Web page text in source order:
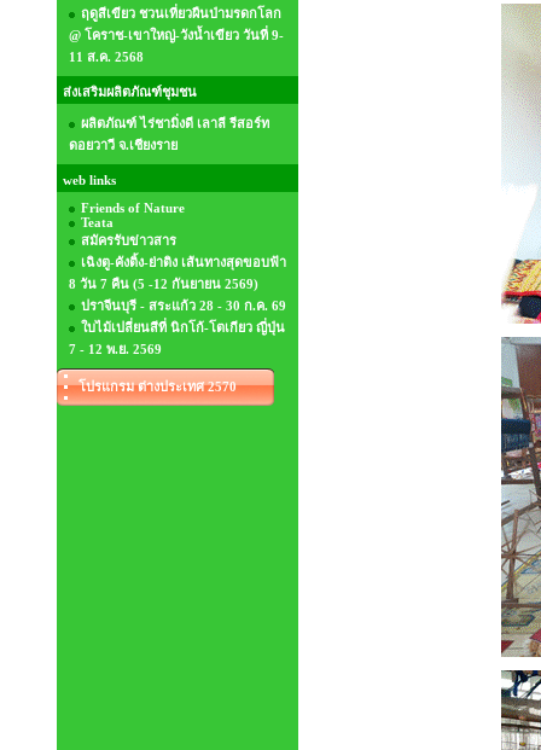
ฤดูสีเขียว ชวนเที่ยวผืนป่ามรดกโลก
@ โคราช-เขาใหญ่-วังน้ำเขียว วันที่ 9-
11 ส.ค. 2568
ส่งเสริมผลิตภัณฑ์ชุมชน
ผลิตภัณฑ์ ไร่ชามิ่งดี เลาลี รีสอร์ท
ดอยวาวี จ.เชียงราย
web links
Friends of Nature
Teata
สมัครรับข่าวสาร
เฉิงตู-คังติ้ง-ย่าติง เส้นทางสุดขอบฟ้า
8 วัน 7 คืน (5 -12 กันยายน 2569)
ปราจีนบุรี - สระแก้ว 28 - 30 ก.ค. 69
ใบไม้เปลี่ยนสีที่ นิกโก้-โตเกียว ญี่ปุ่น
7 - 12 พ.ย. 2569
โปรแกรม ต่างประเทศ 2570